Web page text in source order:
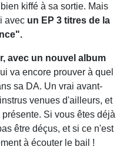
kiffé à sa sortie. Mais
avec un EP 3 titres de la
avec un nouvel album
va encore prouver à quel
sa DA. Un vrai avant-
venues d'ailleurs, et
Si vous êtes déjà
être déçus, et si ce n'est
à écouter le bail !